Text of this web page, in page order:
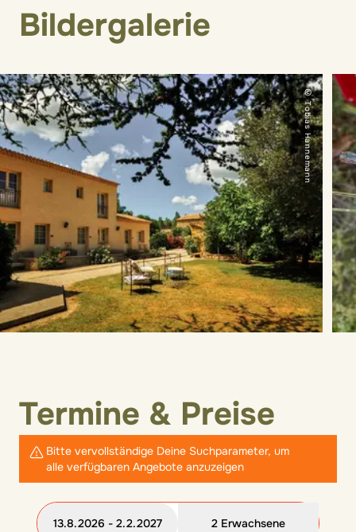
Bildergalerie
© Tobias Hannemann
Termine & Preise
Bitte vervollständige Deine Suchparameter, um
alle verfügbaren Angebote anzuzeigen
13.8.2026 - 2.2.2027 2 Erwachsene